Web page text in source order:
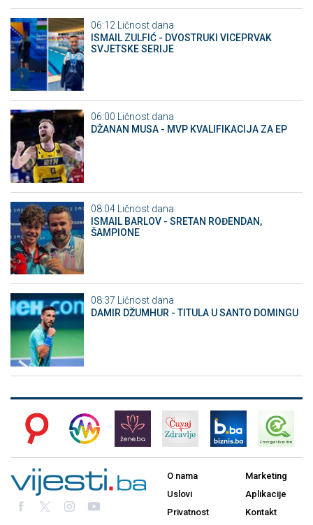
06:12 Ličnost dana
ISMAIL ZULFIĆ - DVOSTRUKI VICEPRVAK
SVJETSKE SERIJE
06:00
Ličnost dana
DŽANAN MUSA - MVP KVALIFIKACIJA ZA EP
08:04 Ličnost dana
ISMAIL BARLOV - SRETAN ROĐENDAN,
ŠAMPIONE
08:37
Ličnost dana
DAMIR DŽUMHUR - TITULA U SANTO DOMINGU
O nama
Uslovi
Privatnost
Marketing
Aplikacije
Kontakt